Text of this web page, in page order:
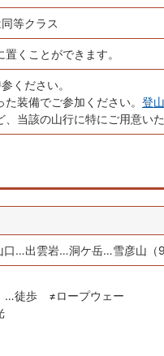
等クラス
くことができます。
ください。
装備でご参加ください。 登
当該の山行に特にご用意い
口…出雲岩…洞ケ岳…雪彦山
歩 ≠ロープウェー